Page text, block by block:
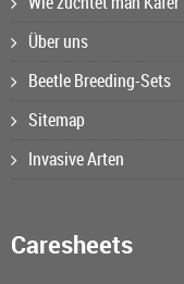
Über uns
Beetle Breeding-Sets
Sitemap
Invasive Arten
Caresheets